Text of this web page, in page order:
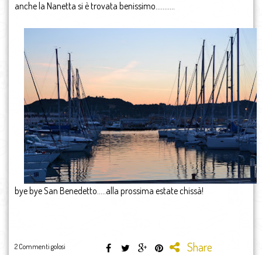
anche la Nanetta si è trovata benissimo………..
bye bye San Benedetto…..alla prossima estate chissà!
2 Commenti golosi Share